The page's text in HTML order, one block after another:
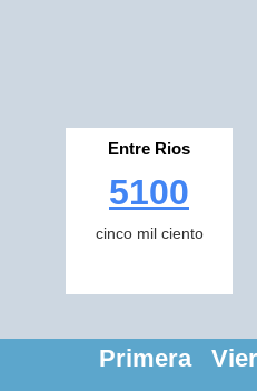
Entre Rios
5100
cinco mil ciento
Primera